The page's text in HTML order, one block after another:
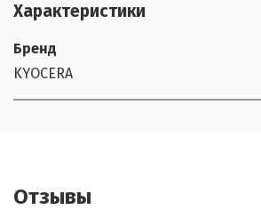
Характеристики
Бренд
KYOCERA
Отзывы